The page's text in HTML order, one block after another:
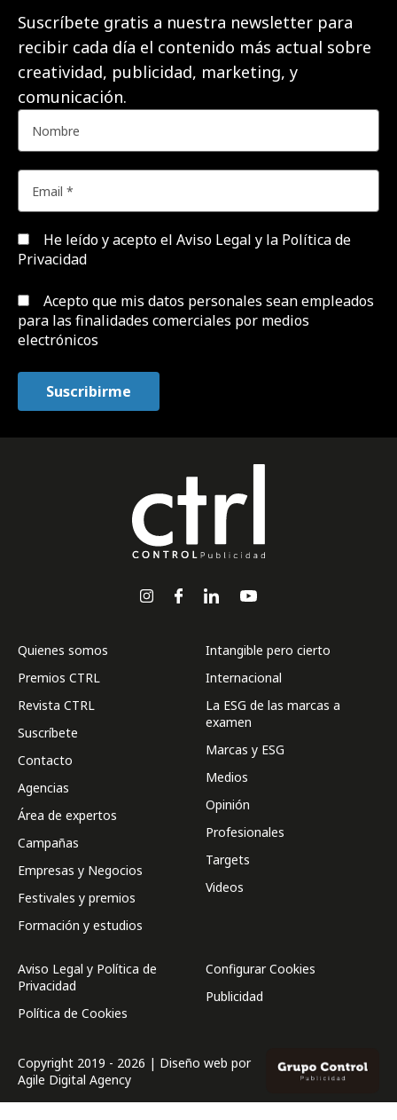
Suscríbete gratis a nuestra newsletter para
recibir cada día el contenido más actual sobre
creatividad, publicidad, marketing, y
comunicación.
He leído y acepto el Aviso Legal y la Política de
Privacidad
Acepto que mis datos personales sean empleados
para las finalidades comerciales por medios
electrónicos
Quienes somos
Premios CTRL
Revista CTRL
Suscríbete
Contacto
Agencias
Área de expertos
Campañas
Empresas y Negocios
Festivales y premios
Formación y estudios
Intangible pero cierto
Internacional
La ESG de las marcas a
examen
Marcas y ESG
Medios
Opinión
Profesionales
Targets
Videos
Aviso Legal y Política de
Privacidad
Política de Cookies
Configurar Cookies
Publicidad
Copyright 2019 - 2026 | Diseño web por
Agile Digital Agency